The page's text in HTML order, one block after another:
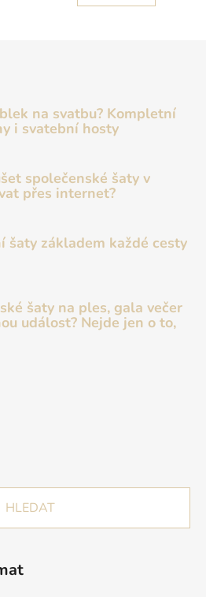
na svatbu? Kompletní
i svatební hosty
společenské šaty v
přes internet?
šaty základem každé cesty
šaty na ples, gala večer
událost? Nejde jen o to,
HLEDAT